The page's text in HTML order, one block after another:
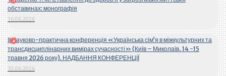
обставинах: монографія
16.06.2026
ІІ Науково-практична конференція «Українська сім’я в міжкультурних та
трансдисциплінарних вимірах сучасності» (Київ – Миколаїв, 14 -15
травня 2026 року). НАДБАННЯ КОНФЕРЕНЦІЇ
10.06.2026